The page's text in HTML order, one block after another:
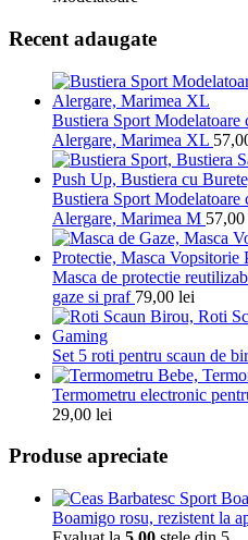
Recent adaugate
Bustiera Sport Modelatoare
Alergare, Marimea XL
Bustiera Sport Modelatoare
Alergare, Marimea M 57,00
Masca de protectie
gaze si praf 79,00 lei
Set 5 roti pentru scaun de
Termometru electronic
29,00 lei
Produse apreciate
Boamigo rosu, rezistent la